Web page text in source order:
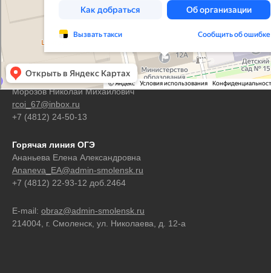
Контакты
Горячая линия ЕГЭ
Морозов Николай Михайлович
rcoi_67@inbox.ru
+7 (4812) 24-50-13
Горячая линия ОГЭ
Ананьева Елена Александровна
Ananeva_EA@admin-smolensk.ru
+7 (4812) 22-93-12 доб.2464
E-mail: obraz@admin-smolensk.ru
214004, г. Смоленск, ул. Николаева, д. 12-а